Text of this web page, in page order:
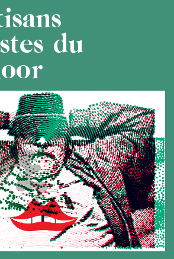
du